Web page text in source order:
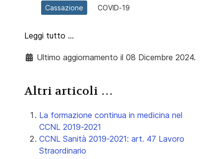
Cassazione COVID-19
Leggi tutto …
Ultimo aggiornamento il 08 Dicembre 2024.
Altri articoli …
La formazione continua in medicina nel
CCNL 2019-2021
CCNL Sanità 2019-2021: art. 47 Lavoro
Straordinario